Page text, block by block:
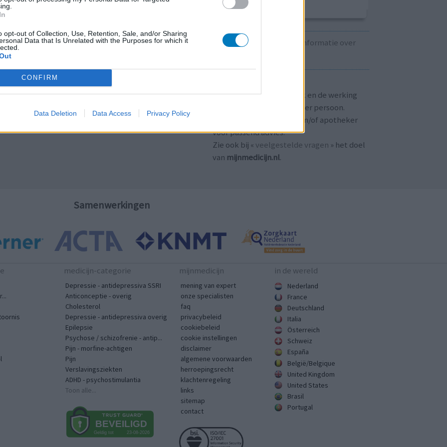
opt-out of Collection, Use, Retention, Sale, and/or Sharing
Data that Is Unrelated with the Purposes for which it
CONFIRM
Data Deletion Data Access Privacy Policy
ADHD - psychostimulantia
Antibiotica - penicillines breedspectrum
Acne
ADHD - psychostimulantia
Schildklier - hypothyroidie (traagwerkend)
Kijk hier voor informatie over
Ervaringen zijn persoonlijk en de werking
van medicijnen verschilt per persoon.
Raadpleeg altijd uw arts en/of apotheker
voor passend advies.
Zie ook bij « veelgestelde vragen » het doel
van mijnmedicijn.nl.
Samenwerkingen
medicijn-categorie
Depressie - antidepressiva SSRI
Anticonceptie - overig
Cholesterol
Depressie - antidepressiva overig
Epilepsie
Psychose / schizofrenie - antip...
Pijn - morfine-achtigen
Pijn
Verslavingsziekten
ADHD - psychostimulantia
Toon alle...
mijnmedicijn
mening van expert
onze specialisten
faq
privacybeleid
cookiebeleid
cookie instellingen
disclaimer
algemene voorwaarden
herroepingsrecht
klachtenregeling
links
sitemap
contact
in de wereld
Nederland
France
Deutschland
Italia
Österreich
Schweiz
España
België/Belgique
United Kingdom
United States
Brasil
Portugal